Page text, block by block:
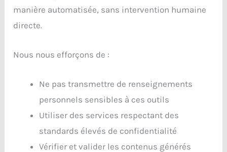
manière automatisée, sans intervention humaine
directe.
Nous nous efforçons de :
Ne pas transmettre de renseignements
personnels sensibles à ces outils
Utiliser des services respectant des
standards élevés de confidentialité
Vérifier et valider les contenus générés